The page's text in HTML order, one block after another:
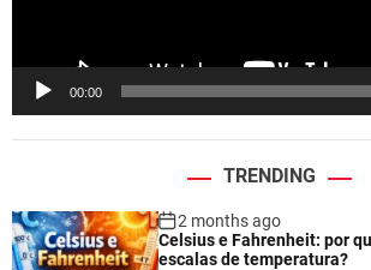
00:00
TRENDING
2 months ago
Celsius e Fahrenheit: por
escalas de temperatura?